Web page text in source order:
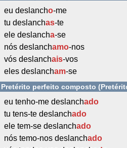
eu deslancho-me
tu deslanchas-te
ele deslancha-se
nós deslanchamo-nos
vós deslanchais-vos
eles deslancham-se
Pretérito perfeito composto
eu tenho-me deslanchado
tu tens-te deslanchado
ele tem-se deslanchado
nós temo-nos deslanchado